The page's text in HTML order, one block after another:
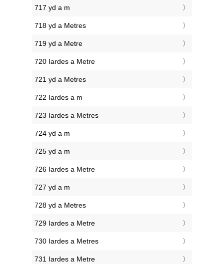
717 yd a m
718 yd a Metres
719 yd a Metre
720 Iardes a Metre
721 yd a Metres
722 Iardes a m
723 Iardes a Metres
724 yd a m
725 yd a m
726 Iardes a Metre
727 yd a m
728 yd a Metres
729 Iardes a Metre
730 Iardes a Metres
731 Iardes a Metre